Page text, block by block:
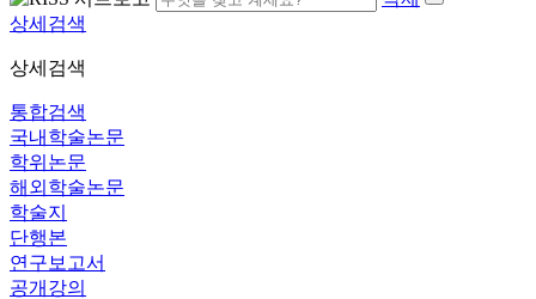
상세검색
상세검색
통합검색
국내학술논문
학위논문
해외학술논문
학술지
단행본
연구보고서
공개강의